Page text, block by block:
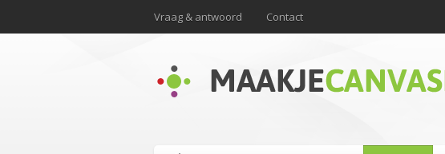
Vraag & antwoord Contact